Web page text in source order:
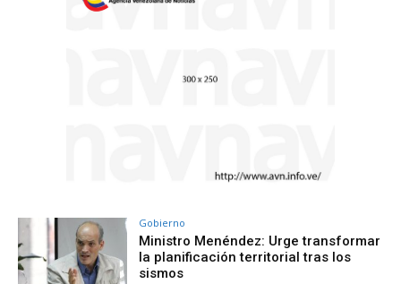
Gobierno
Ministro Menéndez: Urge transformar
la planificación territorial tras los
sismos